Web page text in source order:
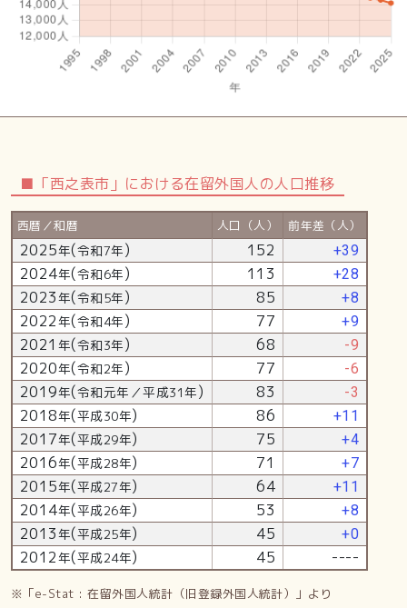
■「西之表市」における在留外国人の人口推移
西暦／和暦 人口（人） 前年差（人）
2025年(令和7年) 152 +39
2024年(令和6年) 113 +28
2023年(令和5年) 85 +8
2022年(令和4年) 77 +9
2021 年(令和3年) 68 -9
2020年(令和2年) 77 -6
2019年(令和元年／平成31年) 83 -3
2018年(平成30年) 86 +11
2017年(平成29年) 75 +4
2016年(平成28年) 71 +7
2015年(平成27年) 64 +11
2014年(平成26年) 53 +8
2013年(平成25年) 45 +0
2012年(平成24年) 45 ----
※「e-Stat : 在留外国人統計（旧登録外国人統計）」より